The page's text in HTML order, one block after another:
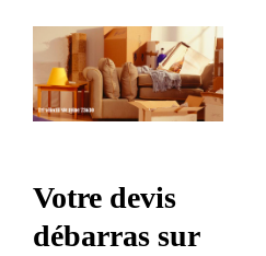
Votre devis
débarras sur